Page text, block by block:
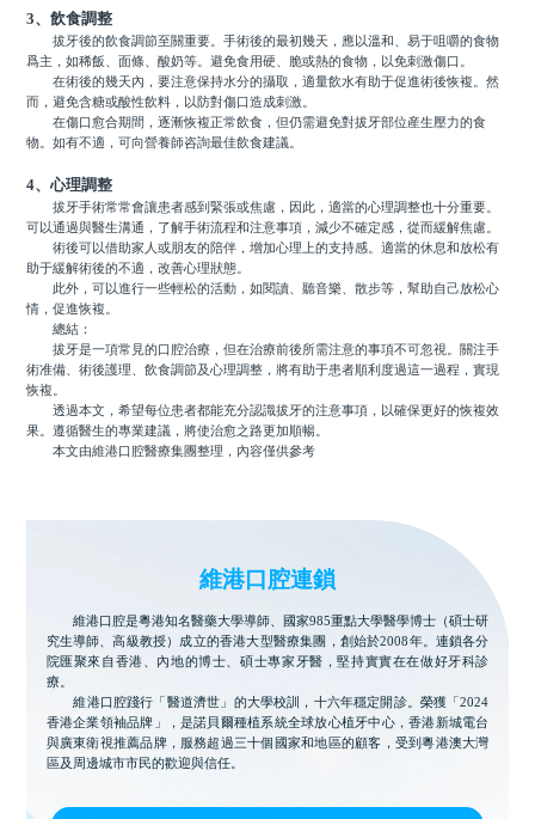
3、飲食調整
拔牙後的飲食調節至關重要。手術後的最初幾天，應以溫和、易于咀嚼的食物
爲主，如稀飯、面條、酸奶等。避免食用硬、脆或熱的食物，以免刺激傷口。
在術後的幾天內，要注意保持水分的攝取，適量飲水有助于促進術後恢複。然
而，避免含糖或酸性飲料，以防對傷口造成刺激。
在傷口愈合期間，逐漸恢複正常飲食，但仍需避免對拔牙部位産生壓力的食
物。如有不適，可向營養師咨詢最佳飲食建議。
4、心理調整
拔牙手術常常會讓患者感到緊張或焦慮，因此，適當的心理調整也十分重要。
可以通過與醫生溝通，了解手術流程和注意事項，減少不確定感，從而緩解焦慮。
術後可以借助家人或朋友的陪伴，增加心理上的支持感。適當的休息和放松有
助于緩解術後的不適，改善心理狀態。
此外，可以進行一些輕松的活動，如閱讀、聽音樂、散步等，幫助自己放松心
情，促進恢複。
總結：
拔牙是一項常見的口腔治療，但在治療前後所需注意的事項不可忽視。關注手
術准備、術後護理、飲食調節及心理調整，將有助于患者順利度過這一過程，實現
恢複。
透過本文，希望每位患者都能充分認識拔牙的注意事項，以確保更好的恢複效
果。遵循醫生的專業建議，將使治愈之路更加順暢。
本文由維港口腔醫療集團整理，內容僅供參考
維港口腔連鎖
維港口腔是粵港知名醫藥大學導師、國家985重點大學醫學博士（碩士研
究生導師、高級教授）成立的香港大型醫療集團，創始於2008年。連鎖各分
院匯聚來自香港、內地的博士、碩士專家牙醫，堅持實實在在做好牙科診
療。
維港口腔踐行「醫道濟世」的大學校訓，十六年穩定開診。榮獲「2024
香港企業領袖品牌」，是諾貝爾種植系統全球放心植牙中心，香港新城電台
與廣東衛視推薦品牌，服務超過三十個國家和地區的顧客，受到粵港澳大灣
區及周邊城市市民的歡迎與信任。